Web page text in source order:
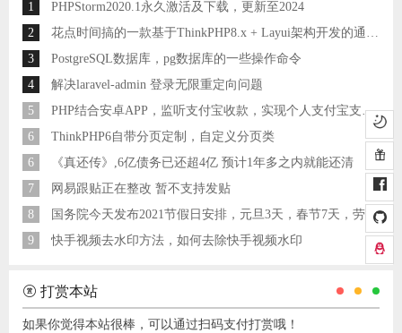
1
PHPStorm2020.1永久激活及下载，更新至2024
2
3
PostgreSQL数据库，pg数据库的一些操作命令
4
解决laravel-admin 登录无限重定向问题
5
PHP结合安卓APP，监听支付宝收款，实现个人支付宝支付接口
6
ThinkPHP6自带分页定制，自定义分页类
6
《真还传》,6亿债务已还超4亿 预计1年多之内就能还清
7
网易跟贴正在整改 暂不支持发贴
8
国务院今天发布2021节假日安排，元旦3天，春节7天，劳动节5天
9
快手视频去水印方法，如何去除快手视频水印
打赏本站
如果你觉得本站很棒，可以通过扫码支付打赏哦！